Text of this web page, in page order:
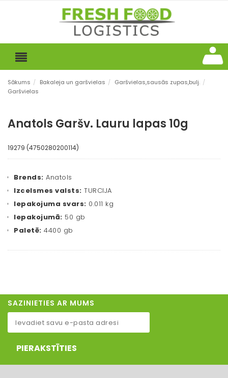
Sākums / Bakaleja un garšvielas / Garšvielas,sausās zupas,bulj. /
Garšvielas
Anatols Garšv. Lauru lapas 10g
19279 (4750280200114)
Brends: Anatols
Izcelsmes valsts: TURCIJA
Iepakojuma svars: 0.011 kg
Iepakojumā: 50 gb
Paletē: 4400 gb
SAZINIETIES AR MUMS
PIERAKSTĪTIES